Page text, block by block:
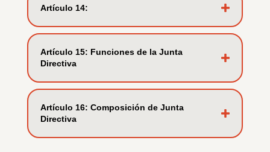
Artí­culo 14:
Artí­culo 15: Funciones de la Junta
Directiva
Artí­culo 16: Composición de Junta
Directiva